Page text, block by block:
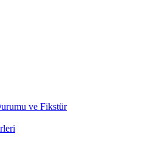
ve Fikstür